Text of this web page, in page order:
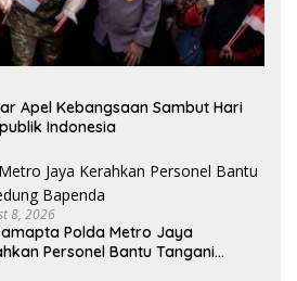
Apel Kebangsaan Sambut Hari
Indonesia
8, 2026
Polda Metro Jaya
Personel Bantu Tangani